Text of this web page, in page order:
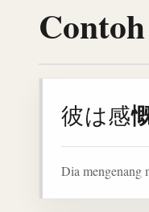
彼は感
Dia mengenang